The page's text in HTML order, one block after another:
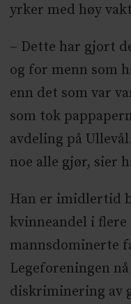
yrker med høy
– Dette har gjort
og for menn som
enn det som var
som tok
avdeling på
noe alle gjør, sier
Han er imidlertid
kvinneandel i
mannsdominerte
Legeforeningen
diskriminering av